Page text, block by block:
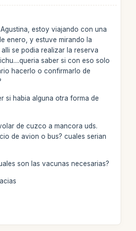
estoy viajando con una
enero, y estuve mirando la
se podia realizar la reserva
saber si con eso solo
hacerlo o confirmarlo de
si habia alguna otra forma de
de cuzco a mancora uds.
de avion o bus? cuales serian
son las vacunas necesarias?